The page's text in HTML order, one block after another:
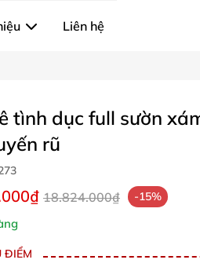
Liên hệ
tình dục full sườn
rũ
18.824.000₫ -15%
ĐIỂM